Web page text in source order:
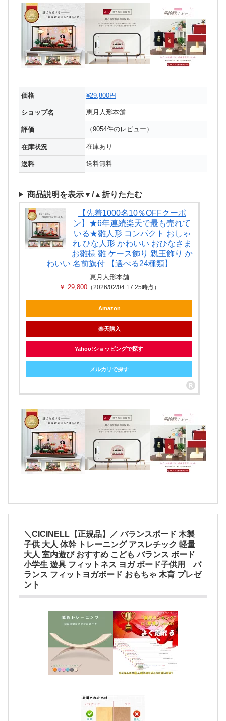
価格 ¥29,800円
ショップ名 恵月人形本舗
評価 （9054件のレビュー）
在庫状況 在庫あり
送料 送料無料
商品説明を表示▼/▲折りたたむ
【先着1000名10％OFFクーポ
ン】★6年連続楽天で最も売れて
いる★雛人形 コンパクト おしゃ
れ ひな人形 かわいい おひなさま
お雛様 雛 ケース飾り 親王飾り か
わいい 名前旗付 【選べる24種類】
恵月人形本舗
￥ 29,800（2026/02/04 17:25時点）
Amazon
楽天購入
Yahoo!ショッピングで探す
メルカリで探す
＼CICINELL【正規品】／ バランスボード 木製
子供 大人 体幹 トレーニング アスレチック 軽量
大人 室内遊び おすすめ こども バランス ボード
小学生 遊具 フィットネス ヨガ ボード子供用 バ
ランス フィットヨガボード おもちゃ 木育 プレゼ
ント